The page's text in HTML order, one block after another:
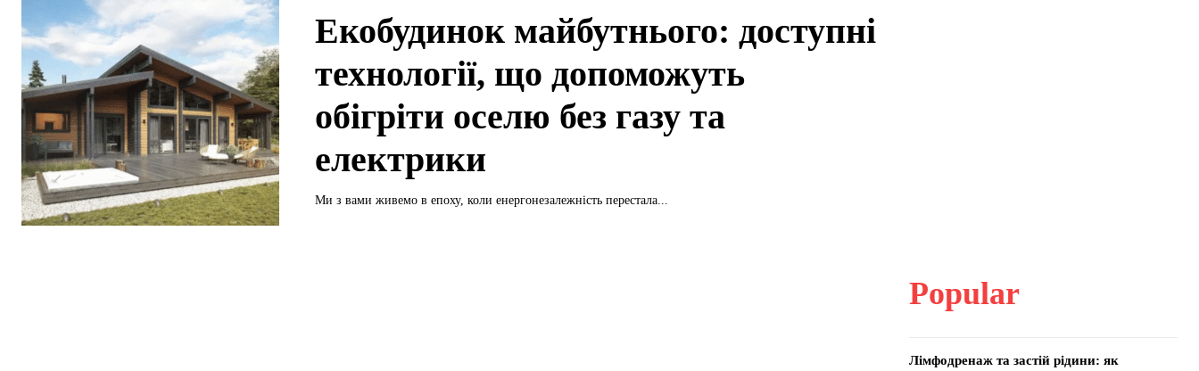
Екобудинок майбутнього: доступні
технології, що допоможуть
обігріти оселю без газу та
електрики
Ми з вами живемо в епоху, коли енергонезалежність перестала...
Popular
Лімфодренаж та застій рідини: як